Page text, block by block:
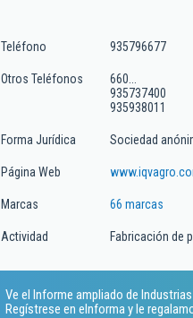
Teléfono 935796677
Otros Teléfonos
660...
935737400
935938011
Forma Jurídica Sociedad
Página Web
Marcas 66 marcas
Actividad Fabricación de
Ve el Informe ampliado de
Regístrese en eInforma y le